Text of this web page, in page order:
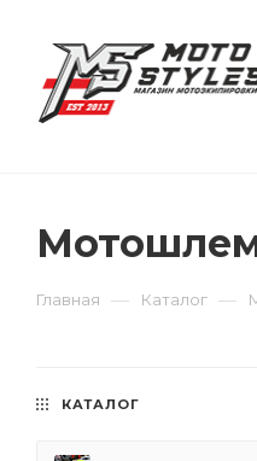
Мотошлем
Главная — Каталог —
КАТАЛОГ